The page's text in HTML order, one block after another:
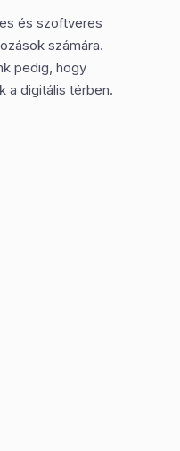
és szoftveres
számára.
pedig, hogy
a digitális térben.